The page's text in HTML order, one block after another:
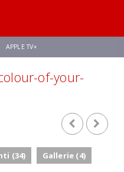
APPLE TV+
AVENGERS: DOOMSDAY
WORLDS
of-your-
(34) Gallerie (4)